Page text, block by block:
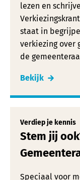
lezen en
staat in
verkiezing over
de
Bekijk
Verdiep je kennis
Stem jij
Speciaal voor